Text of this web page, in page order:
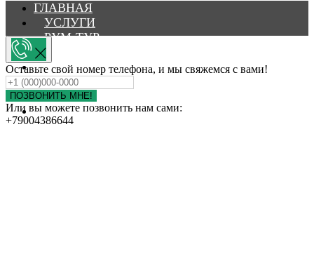
ГЛАВНАЯ
УСЛУГИ
РУМ-ТУР
АФИША
ПОРТФОЛИО
КОНТАКТЫ
ОТЗЫВЫ
НАШИ ДРУЗЬЯ
Оставьте свой номер телефона, и мы свяжемся с вами!
ПОЗВОНИТЬ МНЕ!
Или вы можете позвонить нам сами:
+79004386644